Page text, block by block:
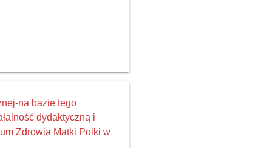
na bazie tego
dydaktyczną i
Zdrowia Matki Polki w